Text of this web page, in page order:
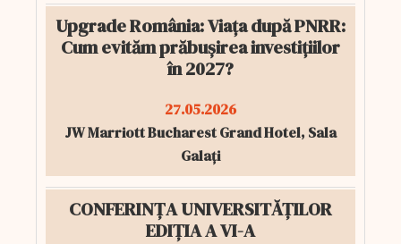
Upgrade România: Viața după PNRR:
Cum evităm prăbușirea investițiilor
în 2027?
27.05.2026
JW Marriott Bucharest Grand Hotel, Sala
Galați
CONFERINȚA UNIVERSITĂȚILOR
EDIȚIA A VI-A